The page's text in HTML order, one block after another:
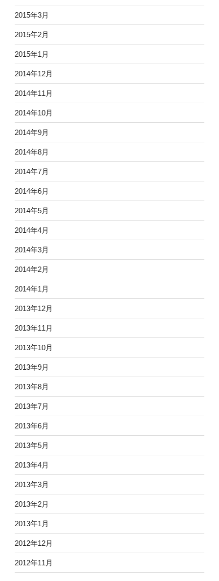
2015年3月
2015年2月
2015年1月
2014年12月
2014年11月
2014年10月
2014年9月
2014年8月
2014年7月
2014年6月
2014年5月
2014年4月
2014年3月
2014年2月
2014年1月
2013年12月
2013年11月
2013年10月
2013年9月
2013年8月
2013年7月
2013年6月
2013年5月
2013年4月
2013年3月
2013年2月
2013年1月
2012年12月
2012年11月